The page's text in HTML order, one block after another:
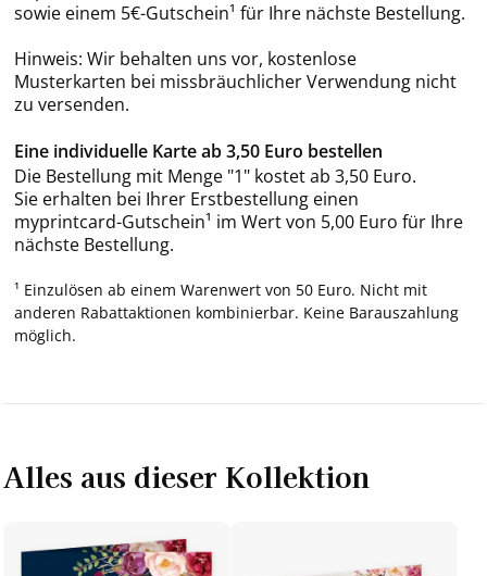
sowie einem 5€-Gutschein¹ für Ihre nächste Bestellung.
Hinweis: Wir behalten uns vor, kostenlose
Musterkarten bei missbräuchlicher Verwendung nicht
zu versenden.
Eine individuelle Karte ab 3,50 Euro bestellen
Die Bestellung mit Menge "1" kostet ab 3,50 Euro.
Sie erhalten bei Ihrer Erstbestellung einen
myprintcard-Gutschein¹ im Wert von 5,00 Euro für Ihre
nächste Bestellung.
¹ Einzulösen ab einem Warenwert von 50 Euro. Nicht mit
anderen Rabattaktionen kombinierbar. Keine Barauszahlung
möglich.
Alles aus dieser Kollektion